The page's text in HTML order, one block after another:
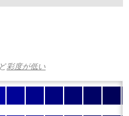
彩度が低い